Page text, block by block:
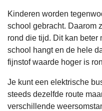
Kinderen worden
school gebracht. Daarom
rond die tijd. Dit kan beter
school hangt en de hele
fijnstof waarde hoger is
Je kunt een elektrische
steeds dezelfde route
verschillende